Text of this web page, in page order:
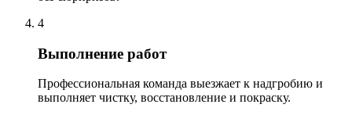
4
Выполнение работ
Профессиональная команда выезжает к надгробию и
выполняет чистку, восстановление и покраску.